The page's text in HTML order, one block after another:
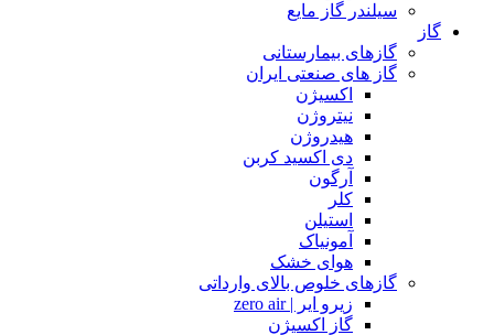
سیلندر گاز مایع
گاز
گازهای بیمارستانی
گاز های صنعتی ایران
اکسیژن
نیتروژن
هیدروژن
دی اکسید کربن
آرگون
کلر
استیلن
آمونیاک
هوای خشک
گازهای خلوص بالای وارداتی
زیرو ایر | zero air
گاز اکسیژن